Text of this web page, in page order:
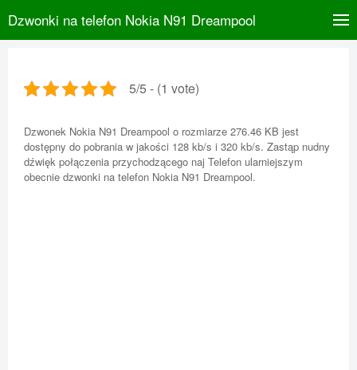
Dzwonki na telefon Nokia N91 Dreampool
5/5 - (1 vote)
Dzwonek Nokia N91 Dreampool o rozmiarze 276.46 KB jest
dostępny do pobrania w jakości 128 kb/s i 320 kb/s. Zastąp nudny
dźwięk połączenia przychodzącego naj Telefon ularniejszym
obecnie dzwonki na telefon Nokia N91 Dreampool.